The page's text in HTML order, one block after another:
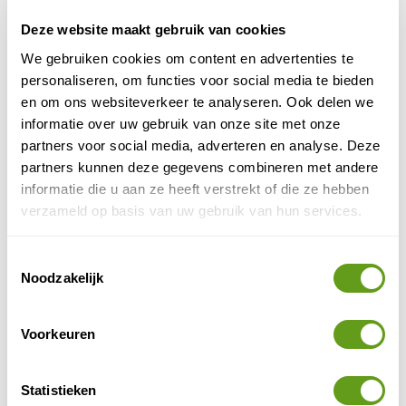
Deze website maakt gebruik van cookies
We gebruiken cookies om content en advertenties te
personaliseren, om functies voor social media te bieden
en om ons websiteverkeer te analyseren. Ook delen we
informatie over uw gebruik van onze site met onze
partners voor social media, adverteren en analyse. Deze
partners kunnen deze gegevens combineren met andere
informatie die u aan ze heeft verstrekt of die ze hebben
verzameld op basis van uw gebruik van hun services.
Noodzakelijk
Voorkeuren
Statistieken
© Naturescanner
Slaapmat
Wij hebben gekeken naar o.a. comfort, oprolbaarheid,
gewicht en gemak. Onze favoriet is de nieuwe
slaapmat van Coleman.
Ook de zelfopblazende Decathlon slaapmattenzijn van
4. Hangmat
eentje willen aanschaffen, maar weet je niet waar je op
moet letten? Of hoe je deze tijdens je volgende reis
graag.